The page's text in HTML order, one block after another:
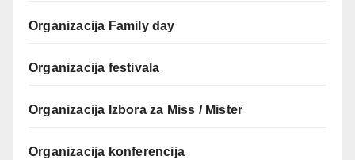
Organizacija Family day
Organizacija festivala
Organizacija Izbora za Miss / Mister
Organizacija konferencija